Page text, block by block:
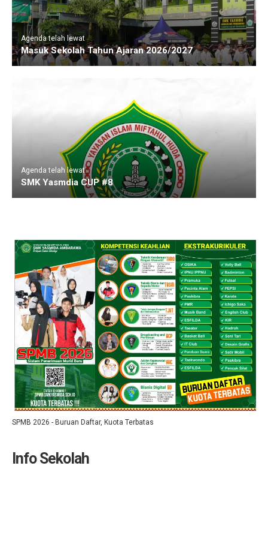
Agenda telah lewat
Masuk Sekolah Tahun Ajaran 2026/2027
Agenda telah lewat
SMK Yasmdia CUP #8
SPMB 2026 - Buruan Daftar, Kuota Terbatas
Info Sekolah